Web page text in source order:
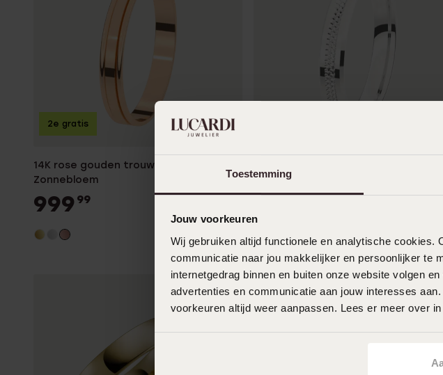
Toestemming
Jouw voorkeuren
Wij gebruiken altijd functionele en analytische
communicatie naar jou makkelijker en persoonlijker te
internetgedrag binnen en buiten onze website volgen
advertenties en communicatie aan jouw interesses
voorkeuren altijd weer aanpassen. Lees er meer over in
14K rose gouden trouwring Heren 3mm
Zonnebloem
999 99
2e gratis
Viola
179999